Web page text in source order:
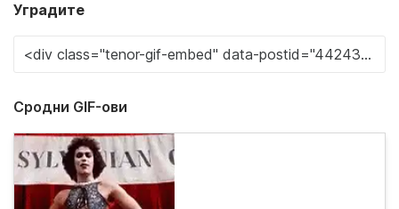
Уградите
Сродни GIF-ови